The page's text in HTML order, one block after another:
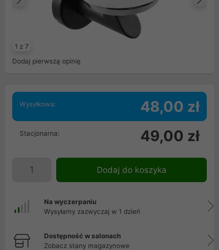
1 z 7
Poprzedni
Dodaj pierwszą opinię
Wysyłkowa: 48,00 zł
Stacjonarna: 49,00 zł
Dodaj do koszyka
Na wyczerpaniu
Wysyłamy zazwyczaj w 1 dzień
Dostępność w salonach
Zobacz stany magazynowe